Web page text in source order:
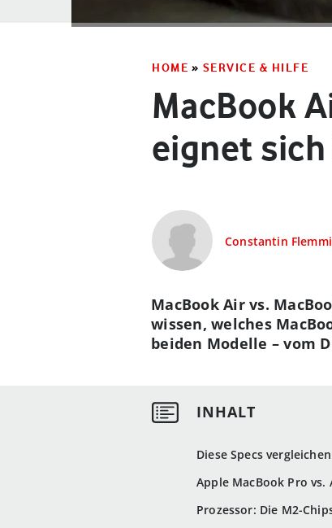
HOME » SERVICE & HILFE
MacBook
eignet
Constantin
Diese Specs
Apple MacBook Pro vs.
Prozessor: Die M2-
MacBook Air vs.
wissen, welches
beiden Modelle – vom